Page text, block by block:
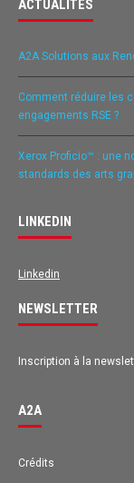
ACTUALITÉS
A2A Solutions aux
Comment réduire les
engagements RSE ?
Xerox Proficio™ : une
standards des arts
LINKEDIN
Linkedin
NEWSLETTER
Inscription à la
A2A
Crédits